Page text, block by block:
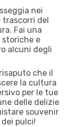
nei
del
Fai una
storiche e
alcuni degli
che il
la cultura
per le tue
delle delizie
souvenir
pulci!